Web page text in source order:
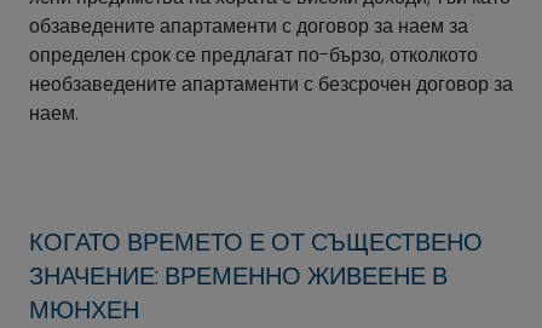
обзаведените апартаменти с договор за наем за
определен срок се предлагат по-бързо, отколкото
необзаведените апартаменти с безсрочен договор за
наем.
КОГАТО ВРЕМЕТО Е ОТ СЪЩЕСТВЕНО
ЗНАЧЕНИЕ: ВРЕМЕННО ЖИВЕЕНЕ В
МЮНХЕН